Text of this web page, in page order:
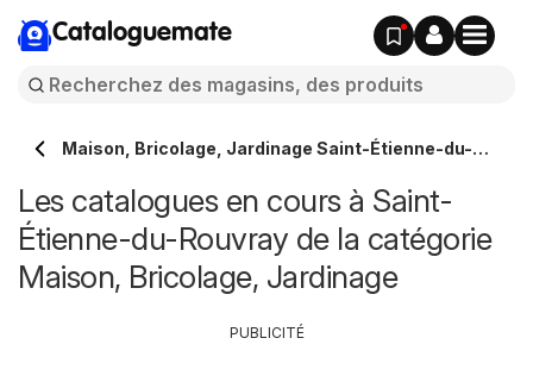
Cataloguemate
Maison, Bricolage, Jardinage Saint-Étienne-du-
Les catalogues en cours à Saint-
Étienne-du-Rouvray de la catégorie
Maison, Bricolage, Jardinage
PUBLICITÉ